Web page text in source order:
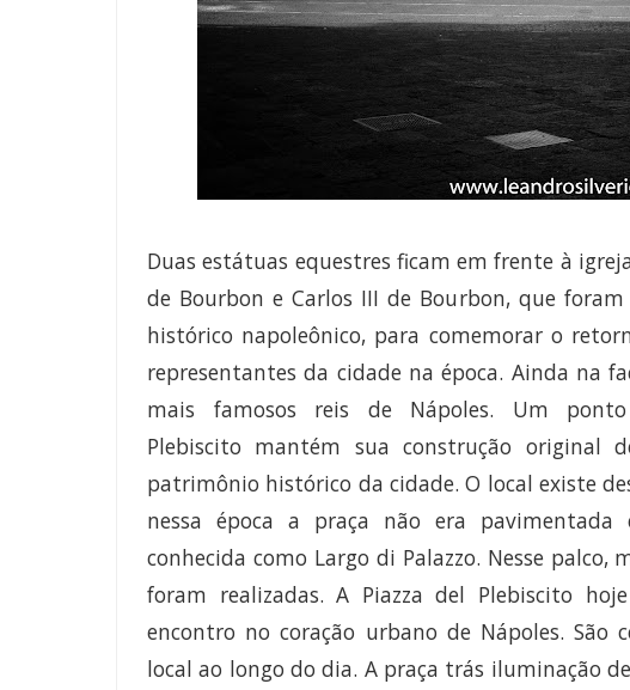
Duas estátuas equestres ficam em frente à
de Bourbon e Carlos III de Bourbon, que foram
histórico napoleônico, para comemorar o
representantes da cidade na época. Ainda na
mais famosos reis de Nápoles. Um
Plebiscito mantém sua construção original
patrimônio histórico da cidade. O local existe
nessa época a praça não era
conhecida como Largo di Palazzo. Nesse
foram realizadas.A Piazza del Plebiscito
encontro no coração urbano de Nápoles. São
local ao longo do dia. A praça trás iluminação